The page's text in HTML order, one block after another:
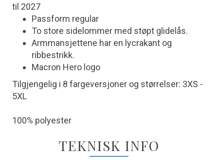
til 2027
Passform regular
To store sidelommer med støpt glidelås.
Armmansjettene har en lycrakant og
ribbestrikk.
Macron Hero logo
Tilgjengelig i 8 fargeversjoner og størrelser: 3XS -
5XL
100% polyester
TEKNISK INFO